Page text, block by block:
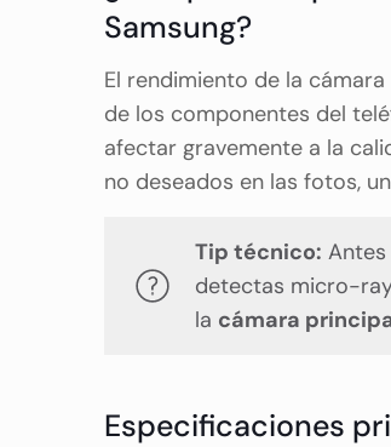
Samsung?
El rendimiento de la cámara
de los componentes del
afectar gravemente a la
no deseados en las fotos,
Tip técnico:
detectas micro-
la cámara
Especificaciones